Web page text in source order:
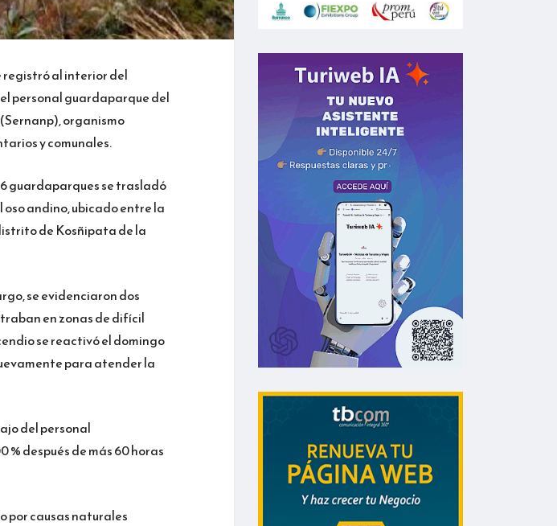
registró al interior del
personal guardaparque del
organismo
y comunales.
guardaparques se trasladó
andino, ubicado entre la
de Kosñipata de la
se evidenciaron dos
en zonas de difícil
se reactivó el domingo
para atender la
del personal
después de más 60 horas
por causas naturales